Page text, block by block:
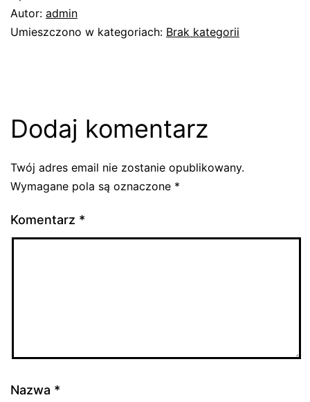
Autor: admin
Umieszczono w kategoriach: Brak kategorii
Dodaj komentarz
Twój adres email nie zostanie opublikowany.
Wymagane pola są oznaczone *
Komentarz *
Nazwa *